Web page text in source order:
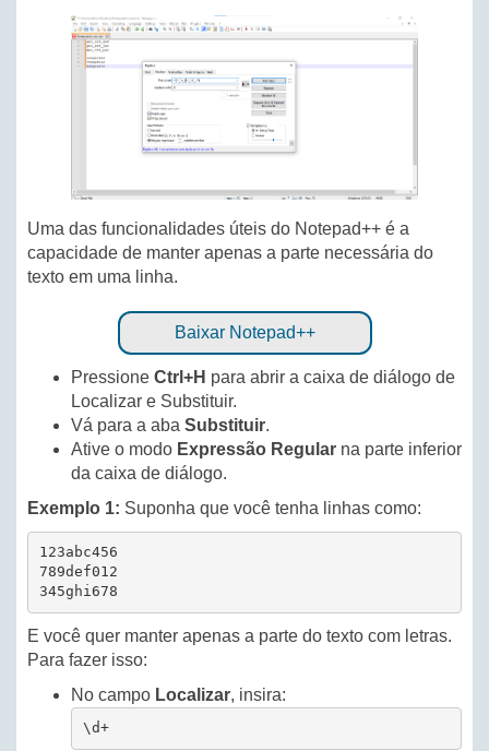
Uma das funcionalidades úteis do Notepad++ é a
capacidade de manter apenas a parte necessária do
texto em uma linha.
Baixar Notepad++
Pressione Ctrl+H para abrir a caixa de diálogo de
Localizar e Substituir.
Vá para a aba Substituir.
Ative o modo Expressão Regular na parte inferior
da caixa de diálogo.
Exemplo 1: Suponha que você tenha linhas como:
123abc456
789def012
345ghi678
E você quer manter apenas a parte do texto com letras.
Para fazer isso:
No campo Localizar, insira:
\d+